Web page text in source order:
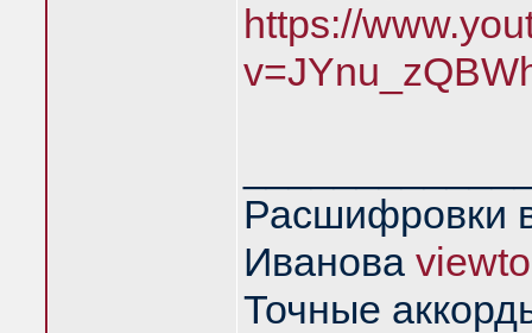
https://
Расшифровки
Иванова
Точные